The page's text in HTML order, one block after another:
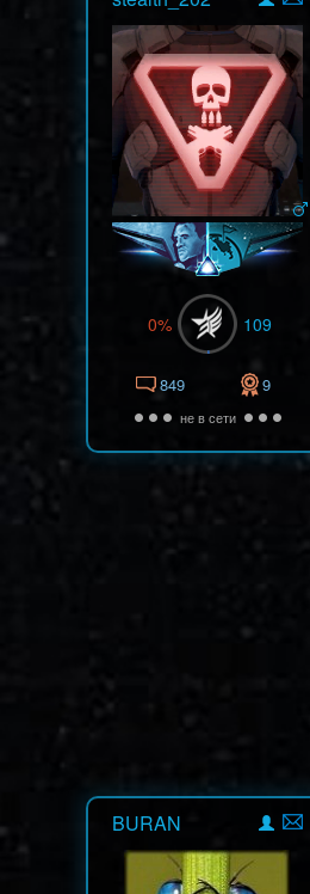
0% 109
849 9
не в сети
BURAN